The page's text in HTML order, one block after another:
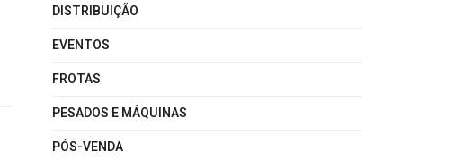
DISTRIBUIÇÃO
EVENTOS
FROTAS
PESADOS E MÁQUINAS
PÓS-VENDA